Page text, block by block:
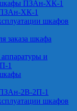
ПЗАн-ХК-1
ХК-1
шкафов
заказа шкафа
и
1
2В-2П-1
шкафов